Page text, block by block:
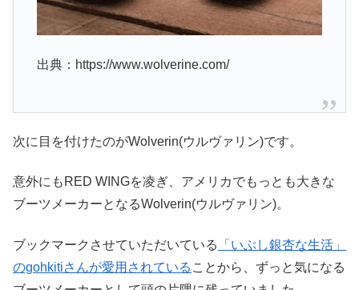
出典：https://www.wolverine.com/
次に目を付けたのがWolverin(ウルヴァリン)です。
意外にもRED WINGを凌ぎ、アメリカでもっとも大きな
ブーツメーカーとなるWolverin(ウルヴァリン)。
ブックマークさせていただいている
「いぶし銀杏な生活」
のgohkitiさんが愛用されている ことから、ずっと気になる